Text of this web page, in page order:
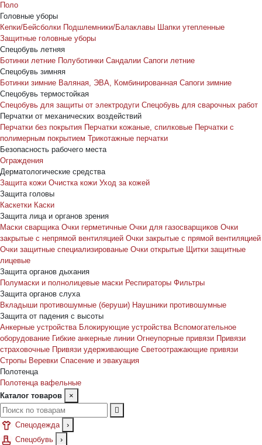
Поло
Головные уборы
Кепки/Бейсболки Подшлемники/Балаклавы Шапки утепленные
Защитные головные уборы
Спецобувь летняя
Ботинки летние Полуботинки Сандалии Сапоги летние
Спецобувь зимняя
Ботинки зимние Валяная, ЭВА, Комбинированная Сапоги зимние
Спецобувь термостойкая
Спецобувь для защиты от электродуги Спецобувь для сварочных работ
Перчатки от механических воздействий
Перчатки без покрытия Перчатки кожаные, спилковые Перчатки с
полимерным покрытием Трикотажные перчатки
Безопасность рабочего места
Ограждения
Дерматологические средства
Защита кожи Очистка кожи Уход за кожей
Защита головы
Каскетки Каски
Защита лица и органов зрения
Маски сварщика Очки герметичные Очки для газосварщиков Очки
закрытые с непрямой вентиляцией Очки закрытые с прямой вентиляцией
Очки защитные специализированые Очки открытые Щитки защитные
лицевые
Защита органов дыхания
Полумаски и полнолицевые маски Респираторы Фильтры
Защита органов слуха
Вкладыши противошумные (беруши) Наушники противошумные
Защита от падения с высоты
Анкерные устройства Блокирующие устройства Вспомогательное
оборудование Гибкие анкерные линии Огнеупорные привязи Привязи
страховочные Привязи удерживающие Светоотражающие привязи
Стропы Веревки Спасение и эвакуация
Полотенца
Полотенца вафельные
Каталог товаров
×
Спецодежда
›
Спецобувь
›